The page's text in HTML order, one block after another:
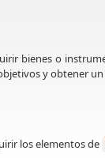
bienes o
y obtener
los elementos de